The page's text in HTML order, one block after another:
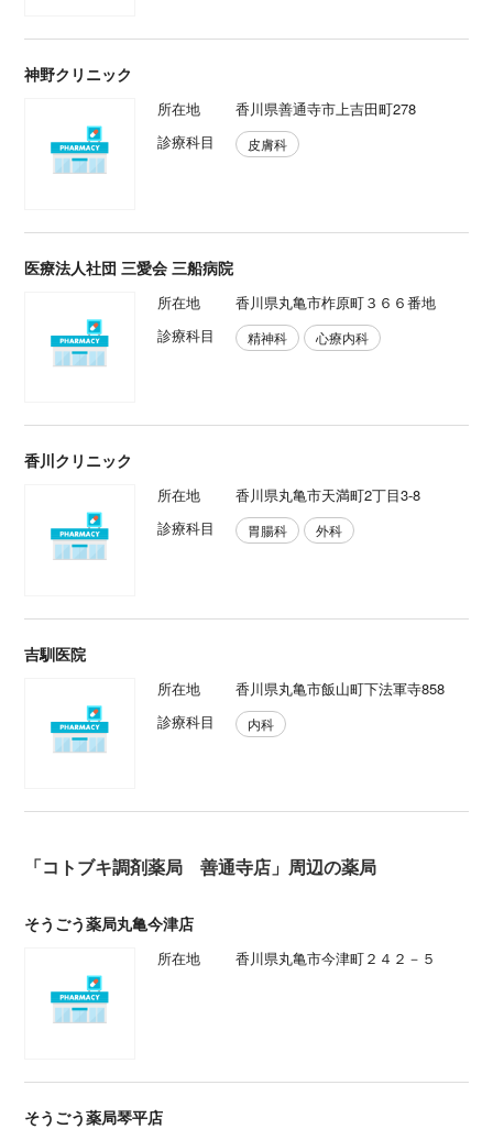
神野クリニック
所在地
香川県善通寺市上吉田町278
診療科目
皮膚科
医療法人社団 三愛会 三船病院
所在地
香川県丸亀市柞原町３６６番地
診療科目
精神科 心療内科
香川クリニック
所在地
香川県丸亀市天満町2丁目3-8
診療科目
胃腸科 外科
吉馴医院
所在地
香川県丸亀市飯山町下法軍寺858
診療科目
内科
「コトブキ調剤薬局 善通寺店」周辺の薬局
そうごう薬局丸亀今津店
所在地 香川県丸亀市今津町２４２－５
そうごう薬局琴平店